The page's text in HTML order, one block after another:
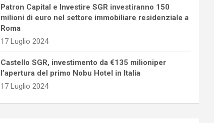
Patron Capital e Investire SGR investiranno 150
milioni di euro nel settore immobiliare residenziale a
Roma
17 Luglio 2024
Castello SGR, investimento da €135 milioniper
l’apertura del primo Nobu Hotel in Italia
17 Luglio 2024